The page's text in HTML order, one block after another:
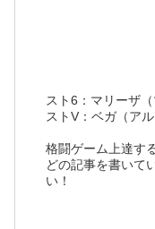
スト6：マリーザ（
ストV：ベガ（ア
格闘ゲーム上達す
どの記事を書いて
い！